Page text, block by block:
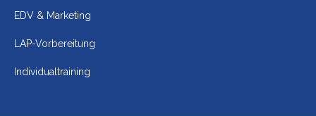
EDV & Marketing
LAP-Vorbereitung
Individualtraining